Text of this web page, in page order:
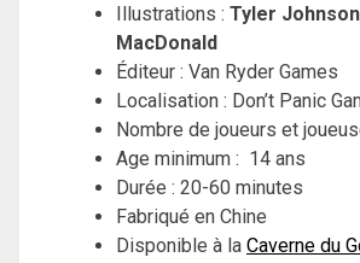
Illustrations : Tyler Johnson
MacDonald
Éditeur : Van Ryder Games
Localisation : Don’t Panic
Nombre de joueurs et
Age minimum : 14 ans
Durée : 20-60 minutes
Fabriqué en Chine
Disponible à la Caverne du